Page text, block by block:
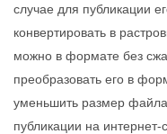
случае для публикации
конвертировать в
можно в формате без
преобразовать его в
уменьшить размер
публикации на интернет-